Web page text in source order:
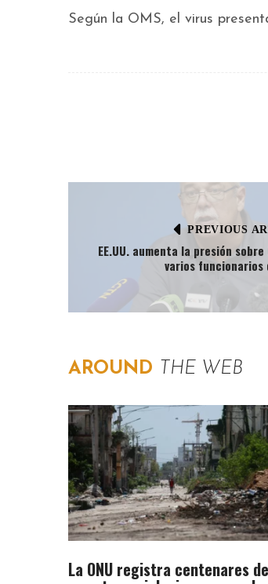
Según la OMS, el virus
PREVIOUS
EE.UU. aumenta la presión
varios funcionarios
AROUND THE WEB
La ONU registra centenares de